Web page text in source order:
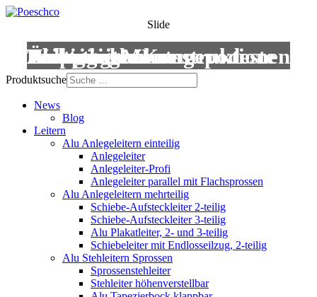
Slide
Leitern
Treppen
Anstiege
Podestleitern
Roll- und Montagepodeste
Wartungsbühnen
Übergänge
Aluminium-Konstruktionen
Produktsuche
News
Blog
Leitern
Alu Anlegeleitern einteilig
Anlegeleiter
Anlegeleiter-Profi
Anlegeleiter parallel mit Flachsprossen
Alu Anlegeleitern mehrteilig
Schiebe-Aufsteckleiter 2-teilig
Schiebe-Aufsteckleiter 3-teilig
Alu Plakatleiter, 2- und 3-teilig
Schiebeleiter mit Endlosseilzug, 2-teilig
Alu Stehleitern Sprossen
Sprossenstehleiter
Stehleiter höhenverstellbar